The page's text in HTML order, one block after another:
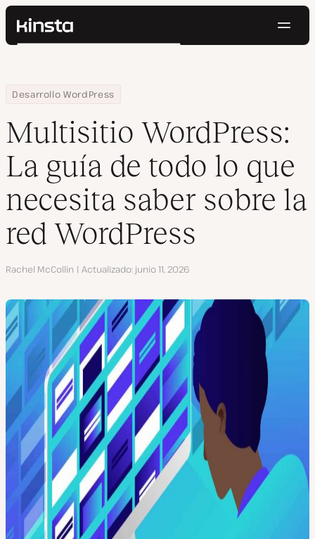
Kinsta®
Precios
Contacto
Buscar
Home
Centro de Recursos
Blog
Desarrollo WordPress
Multisitio WordPress: La guía de todo lo que necesita saber
Multisitio WordPress:
La guía de todo lo que
necesita saber sobre la
red WordPress
Autor
Rachel McCollin Actualizado junio 11, 2026